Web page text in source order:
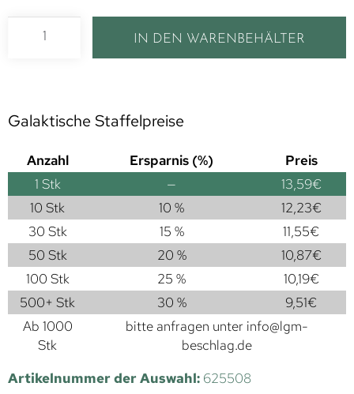
IN DEN WARENBEHÄLTER
Galaktische Staffelpreise
Anzahl Ersparnis (%)
Preis
1 Stk — 13,59€
10 Stk
10 % 12,23€
30 Stk
15 % 11,55€
50 Stk
20 % 10,87€
100 Stk
25 % 10,19€
500+ Stk
30 % 9,51€
Ab 1000
Stk
bitte anfragen unter info@lgm-
beschlag.de
Artikelnummer der Auswahl: 625508